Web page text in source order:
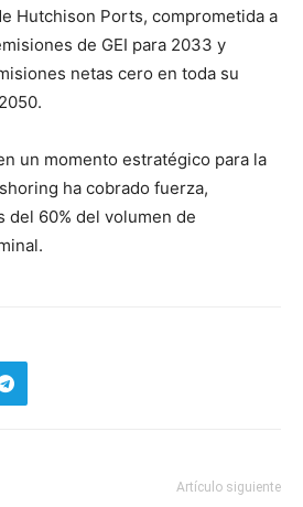
Hutchison Ports, comprometida a
de GEI para 2033 y
netas cero en toda su
un momento estratégico para la
ha cobrado fuerza,
del 60% del volumen de
Artículo siguiente